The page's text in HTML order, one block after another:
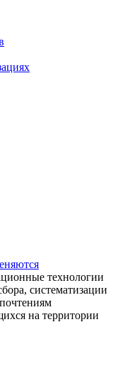
технологии
систематизации
на территории